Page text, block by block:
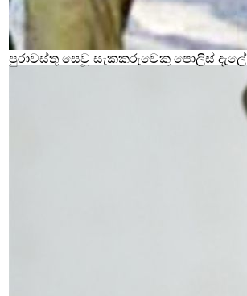
පුරාවස්තු සෙවූ සැකකරුවෙකු පොලිස් දැලේ